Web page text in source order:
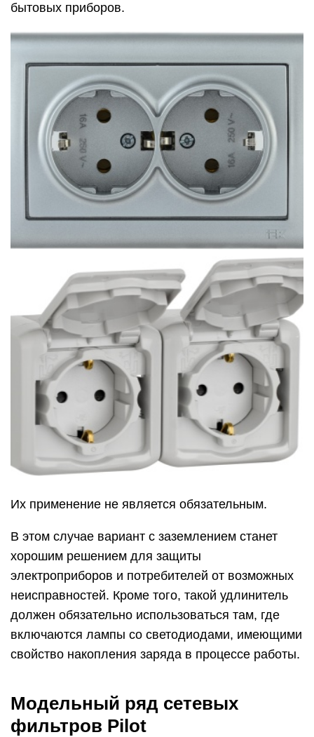
бытовых приборов.
Их применение не является обязательным.
В этом случае вариант с заземлением станет
хорошим решением для защиты
электроприборов и потребителей от возможных
неисправностей. Кроме того, такой удлинитель
должен обязательно использоваться там, где
включаются лампы со светодиодами, имеющими
свойство накопления заряда в процессе работы.
Модельный ряд сетевых
фильтров Pilot